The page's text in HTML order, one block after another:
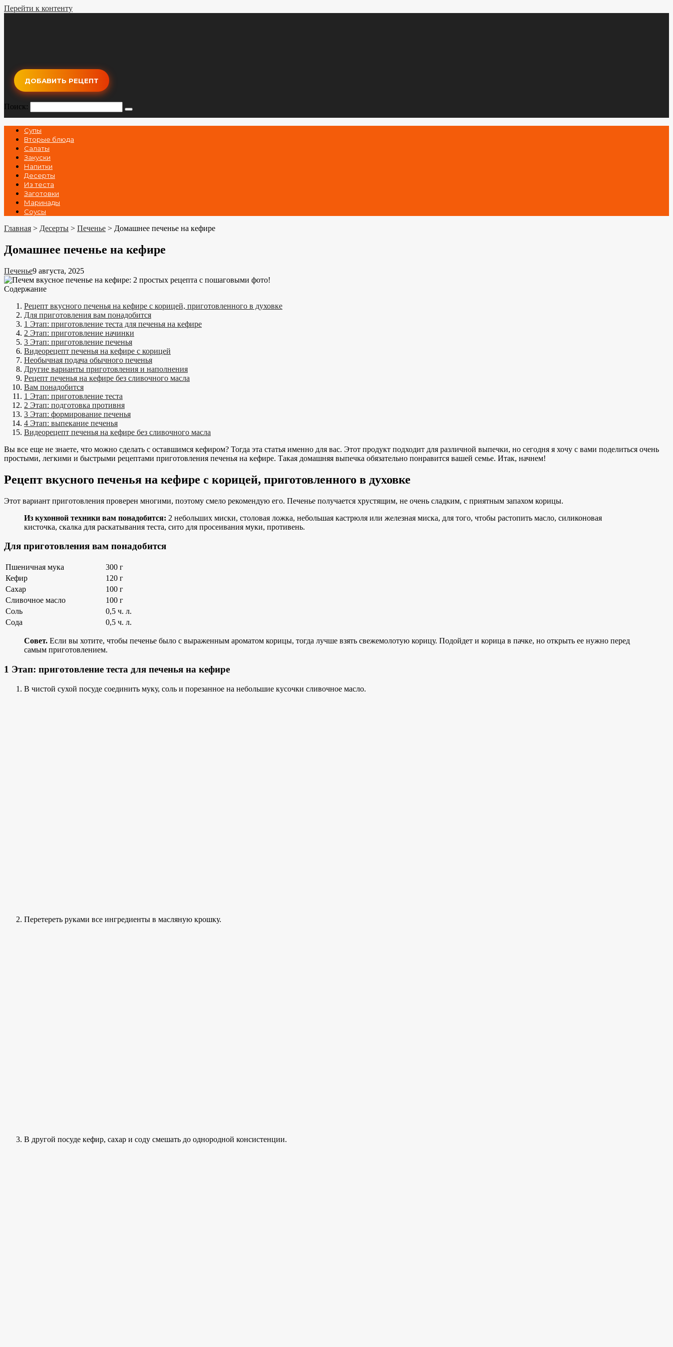
Перейти к контенту
ДОБАВИТЬ РЕЦЕПТ
Поиск:
Супы
Вторые блюда
Салаты
Закуски
Напитки
Десерты
Из теста
Заготовки
Маринады
Соусы
Главная > Десерты > Печенье > Домашнее печенье на кефире
Домашнее печенье на кефире
Печенье9 августа, 2025
Содержание
Рецепт вкусного печенья на кефире с корицей, приготовленного в духовке
Для приготовления вам понадобится
1 Этап: приготовление теста для печенья на кефире
2 Этап: приготовление начинки
3 Этап: приготовление печенья
Видеорецепт печенья на кефире с корицей
Необычная подача обычного печенья
Другие варианты приготовления и наполнения
Рецепт печенья на кефире без сливочного масла
Вам понадобится
1 Этап: приготовление теста
2 Этап: подготовка противня
3 Этап: формирование печенья
4 Этап: выпекание печенья
Видеорецепт печенья на кефире без сливочного масла
Вы все еще не знаете, что можно сделать с оставшимся кефиром? Тогда эта статья именно для вас. Этот продукт подходит для различной выпечки, но сегодня я хочу с вами поделиться очень
простыми, легкими и быстрыми рецептами приготовления печенья на кефире. Такая домашняя выпечка обязательно понравится вашей семье. Итак, начнем!
Рецепт вкусного печенья на кефире с корицей, приготовленного в духовке
Этот вариант приготовления проверен многими, поэтому смело рекомендую его. Печенье получается хрустящим, не очень сладким, с приятным запахом корицы.
Из кухонной техники вам понадобится: 2 небольших миски, столовая ложка, небольшая кастрюля или железная миска, для того, чтобы растопить масло, силиконовая
кисточка, скалка для раскатывания теста, сито для просеивания муки, противень.
Для приготовления вам понадобится
Пшеничная мука
300 г
Кефир
120 г
Сахар
100 г
Сливочное масло
100 г
Соль
0,5 ч. л.
Сода
0,5 ч. л.
Совет. Если вы хотите, чтобы печенье было с выраженным ароматом корицы, тогда лучше взять свежемолотую корицу. Подойдет и корица в пачке, но открыть ее нужно перед
самым приготовлением.
1 Этап: приготовление теста для печенья на кефире
В чистой сухой посуде соединить муку, соль и порезанное на небольшие кусочки сливочное масло.
Перетереть руками все ингредиенты в масляную крошку.
В другой посуде кефир, сахар и соду смешать до однородной консистенции.